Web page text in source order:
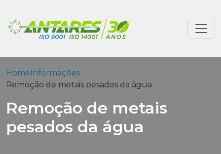
HomeInformações
Remoção de metais pesados da água
Remoção de metais
pesados da água